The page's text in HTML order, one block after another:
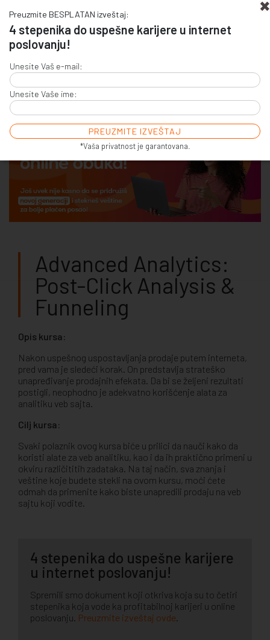
Preuzmite BESPLATAN izveštaj:
4 stepenika do uspešne karijere u internet
poslovanju!
Unesite Vaš e-mail:
Unesite Vaše ime:
*Vaša privatnost je garantovana.
+381 (0)11 7856 156
E-COMMERCE & SALES
ONLINE ADVERTISING
E-BUSINESS & E-MARKETING
Advanced Analytics:
Post-Click Analysis &
Funneling
Opis kursa:
Nakon uspešnog uspostavljanja prodaje putem interneta,
pred vama je sledeći korak. On predstavlja strateško
unapređivanje prodajnih efekata. Da bi se željeni rezultati
postigli, neophodno je adekvatno korišćenje alata za
analitiku veb sajta.
Cilj kursa:
Svaki polaznik ovog kursa biće u prilici da nauči kako da
koristi alate za veb analitiku, kao i da ih praktično primeni u
okviru različititih zadataka. Na taj način, sva znanja i
veštine koje budete stekli na ovom kursu, moći ćete
odmah da primenite kako biste unapredili prodaju na veb
sajtu koji vodite.
4 stepenika do uspešne karijere
u internet poslovanju!
Spremili smo dokument koji otkriva koja su to četiri
stepenika koja vode ka profitabilnoj karijeri u online
poslovanju. Preuzmite izveštaj ovde.